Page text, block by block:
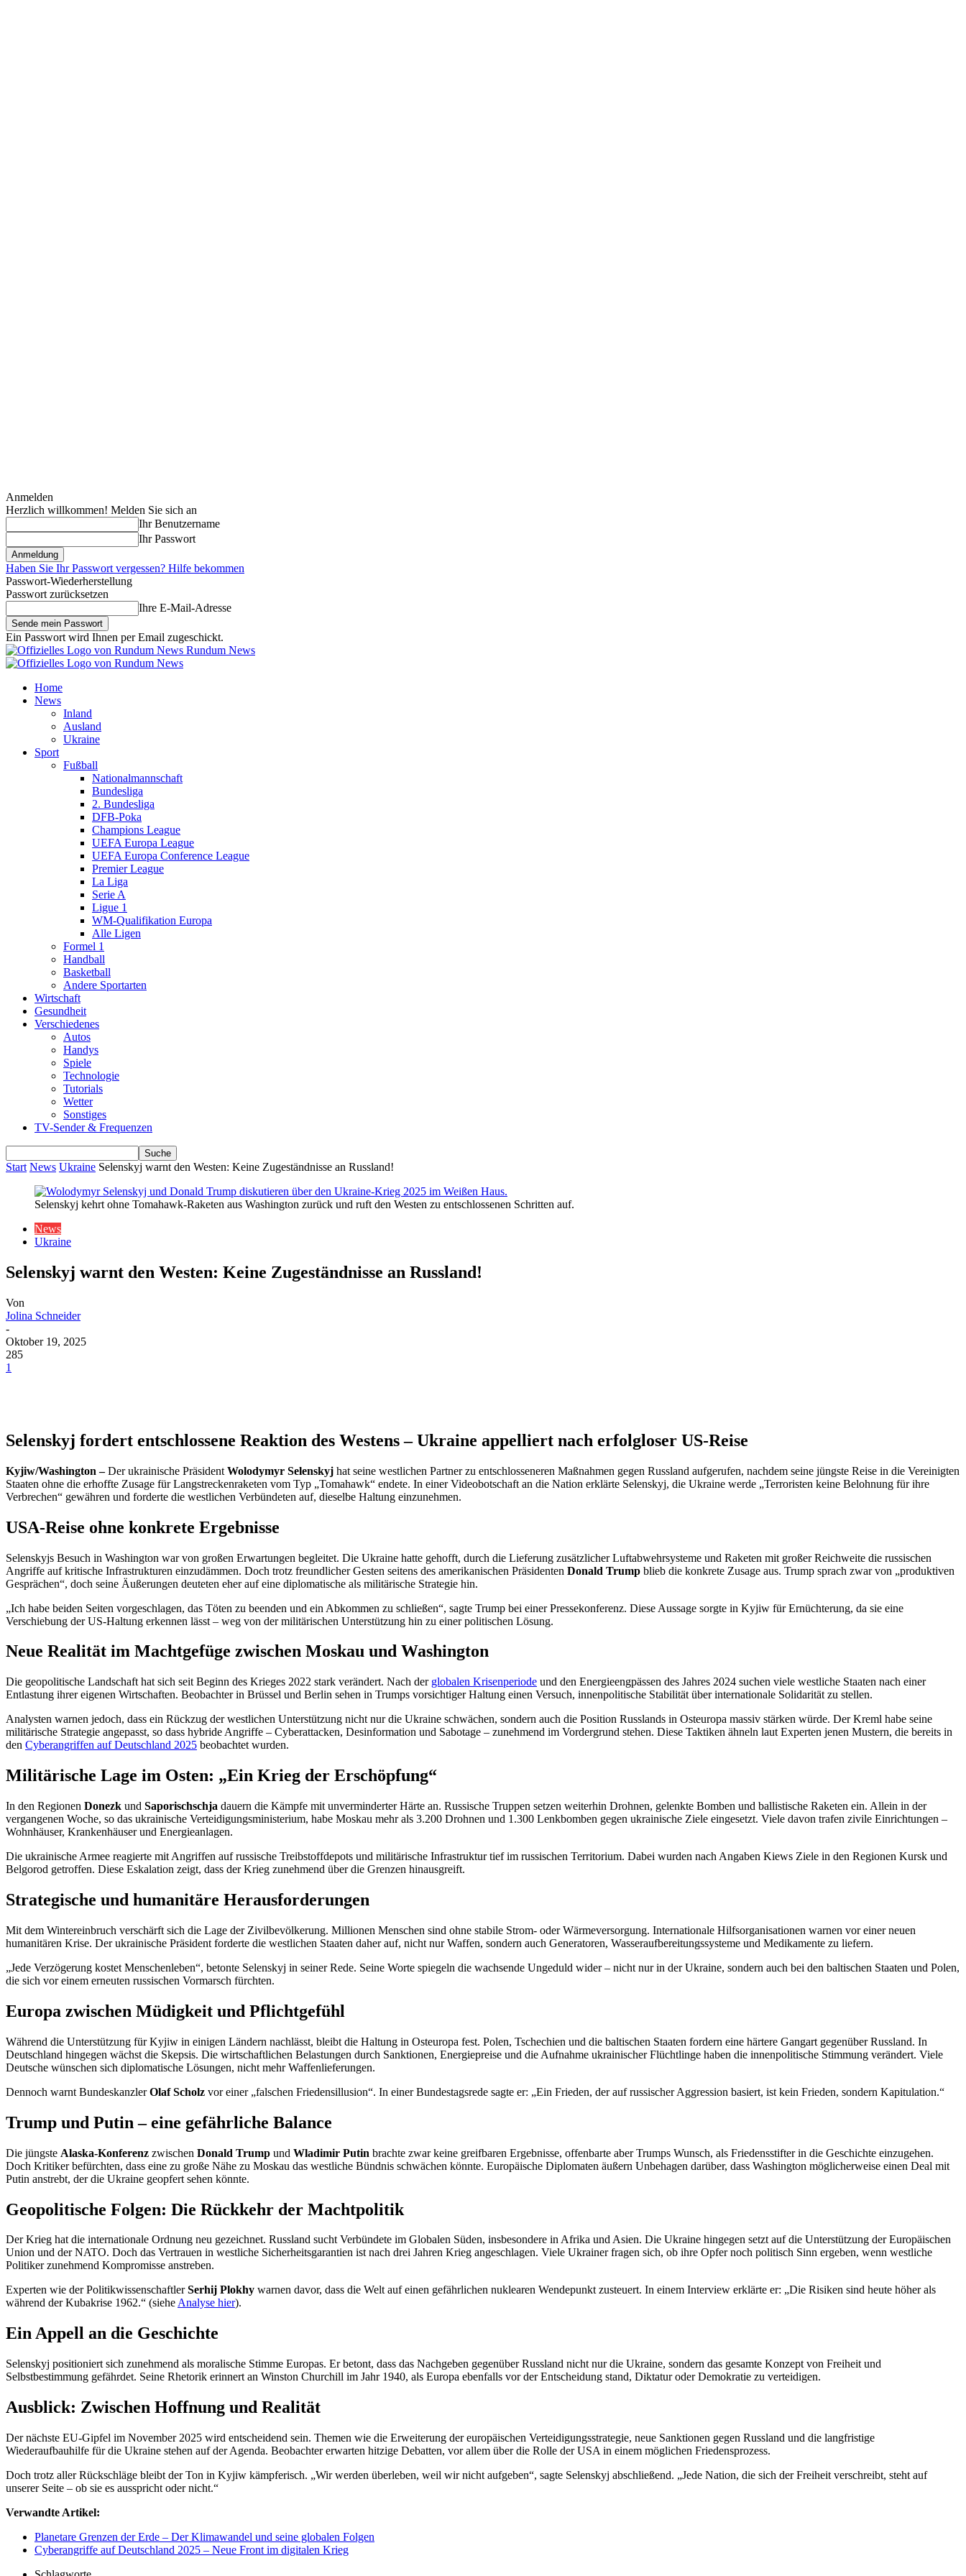
Anmelden
Herzlich willkommen! Melden Sie sich an
Ihr Benutzername
Ihr Passwort
Haben Sie Ihr Passwort vergessen? Hilfe bekommen
Passwort-Wiederherstellung
Passwort zurücksetzen
Ihre E-Mail-Adresse
Ein Passwort wird Ihnen per Email zugeschickt.
Rundum News
Home
News
Inland
Ausland
Ukraine
Sport
Fußball
Nationalmannschaft
Bundesliga
2. Bundesliga
DFB-Poka
Champions League
UEFA Europa League
UEFA Europa Conference League
Premier League
La Liga
Serie A
Ligue 1
WM-Qualifikation Europa
Alle Ligen
Formel 1
Handball
Basketball
Andere Sportarten
Wirtschaft
Gesundheit
Verschiedenes
Autos
Handys
Spiele
Technologie
Tutorials
Wetter
Sonstiges
TV-Sender & Frequenzen
Start News Ukraine Selenskyj warnt den Westen: Keine Zugeständnisse an Russland!
Selenskyj kehrt ohne Tomahawk-Raketen aus Washington zurück und ruft den Westen zu entschlossenen Schritten auf.
News
Ukraine
Selenskyj warnt den Westen: Keine Zugeständnisse an Russland!
Von
Jolina Schneider
-
Oktober 19, 2025
285
1
Selenskyj fordert entschlossene Reaktion des Westens – Ukraine appelliert nach erfolgloser US-Reise
Kyjiw/Washington –Der ukrainische Präsident Wolodymyr Selenskyj hat seine westlichen Partner zu entschlosseneren Maßnahmen gegen Russland aufgerufen, nachdem seine jüngste Reise in die Vereinigten
Staaten ohne die erhoffte Zusage für Langstreckenraketen vom Typ „Tomahawk“ endete. In einer Videobotschaft an die Nation erklärte Selenskyj, die Ukraine werde „Terroristen keine Belohnung für ihre
Verbrechen“ gewähren und forderte die westlichen Verbündeten auf, dieselbe Haltung einzunehmen.
USA-Reise ohne konkrete Ergebnisse
Selenskyjs Besuch in Washington war von großen Erwartungen begleitet. Die Ukraine hatte gehofft, durch die Lieferung zusätzlicher Luftabwehrsysteme und Raketen mit großer Reichweite die russischen
Angriffe auf kritische Infrastrukturen einzudämmen. Doch trotz freundlicher Gesten seitens des amerikanischen Präsidenten Donald Trump blieb die konkrete Zusage aus. Trump sprach zwar von „produktiven
Gesprächen“, doch seine Äußerungen deuteten eher auf eine diplomatische als militärische Strategie hin.
„Ich habe beiden Seiten vorgeschlagen, das Töten zu beenden und ein Abkommen zu schließen“, sagte Trump bei einer Pressekonferenz. Diese Aussage sorgte in Kyjiw für Ernüchterung, da sie eine
Verschiebung der US-Haltung erkennen lässt – weg von der militärischen Unterstützung hin zu einer politischen Lösung.
Neue Realität im Machtgefüge zwischen Moskau und Washington
Die geopolitische Landschaft hat sich seit Beginn des Krieges 2022 stark verändert. Nach der globalen Krisenperiode und den Energieengpässen des Jahres 2024 suchen viele westliche Staaten nach einer
Entlastung ihrer eigenen Wirtschaften. Beobachter in Brüssel und Berlin sehen in Trumps vorsichtiger Haltung einen Versuch, innenpolitische Stabilität über internationale Solidarität zu stellen.
Analysten warnen jedoch, dass ein Rückzug der westlichen Unterstützung nicht nur die Ukraine schwächen, sondern auch die Position Russlands in Osteuropa massiv stärken würde. Der Kreml habe seine
militärische Strategie angepasst, so dass hybride Angriffe – Cyberattacken, Desinformation und Sabotage – zunehmend im Vordergrund stehen. Diese Taktiken ähneln laut Experten jenen Mustern, die bereits in
den Cyberangriffen auf Deutschland 2025 beobachtet wurden.
Militärische Lage im Osten: „Ein Krieg der Erschöpfung“
In den Regionen Donezk und Saporischschja dauern die Kämpfe mit unverminderter Härte an. Russische Truppen setzen weiterhin Drohnen, gelenkte Bomben und ballistische Raketen ein. Allein in der
vergangenen Woche, so das ukrainische Verteidigungsministerium, habe Moskau mehr als 3.200 Drohnen und 1.300 Lenkbomben gegen ukrainische Ziele eingesetzt. Viele davon trafen zivile Einrichtungen –
Wohnhäuser, Krankenhäuser und Energieanlagen.
Die ukrainische Armee reagierte mit Angriffen auf russische Treibstoffdepots und militärische Infrastruktur tief im russischen Territorium. Dabei wurden nach Angaben Kiews Ziele in den Regionen Kursk und
Belgorod getroffen. Diese Eskalation zeigt, dass der Krieg zunehmend über die Grenzen hinausgreift.
Strategische und humanitäre Herausforderungen
Mit dem Wintereinbruch verschärft sich die Lage der Zivilbevölkerung. Millionen Menschen sind ohne stabile Strom- oder Wärmeversorgung. Internationale Hilfsorganisationen warnen vor einer neuen
humanitären Krise. Der ukrainische Präsident forderte die westlichen Staaten daher auf, nicht nur Waffen, sondern auch Generatoren, Wasseraufbereitungssysteme und Medikamente zu liefern.
„Jede Verzögerung kostet Menschenleben“, betonte Selenskyj in seiner Rede. Seine Worte spiegeln die wachsende Ungeduld wider – nicht nur in der Ukraine, sondern auch bei den baltischen Staaten und Polen,
die sich vor einem erneuten russischen Vormarsch fürchten.
Europa zwischen Müdigkeit und Pflichtgefühl
Während die Unterstützung für Kyjiw in einigen Ländern nachlässt, bleibt die Haltung in Osteuropa fest. Polen, Tschechien und die baltischen Staaten fordern eine härtere Gangart gegenüber Russland. In
Deutschland hingegen wächst die Skepsis. Die wirtschaftlichen Belastungen durch Sanktionen, Energiepreise und die Aufnahme ukrainischer Flüchtlinge haben die innenpolitische Stimmung verändert. Viele
Deutsche wünschen sich diplomatische Lösungen, nicht mehr Waffenlieferungen.
Dennoch warnt BundeskanzlerOlaf Scholz vor einer „falschen Friedensillusion“. In einer Bundestagsrede sagte er: „Ein Frieden, der auf russischer Aggression basiert, ist kein Frieden, sondern Kapitulation.“
Trump und Putin – eine gefährliche Balance
Die jüngste Alaska-Konferenz zwischen Donald Trump und Wladimir Putin brachte zwar keine greifbaren Ergebnisse, offenbarte aber Trumps Wunsch, als Friedensstifter in die Geschichte einzugehen.
Doch Kritiker befürchten, dass eine zu große Nähe zu Moskau das westliche Bündnis schwächen könnte. Europäische Diplomaten äußern Unbehagen darüber, dass Washington möglicherweise einen Deal mit
Putin anstrebt, der die Ukraine geopfert sehen könnte.
Geopolitische Folgen: Die Rückkehr der Machtpolitik
Der Krieg hat die internationale Ordnung neu gezeichnet. Russland sucht Verbündete im Globalen Süden, insbesondere in Afrika und Asien. Die Ukraine hingegen setzt auf die Unterstützung der Europäischen
Union und der NATO. Doch das Vertrauen in westliche Sicherheitsgarantien ist nach drei Jahren Krieg angeschlagen. Viele Ukrainer fragen sich, ob ihre Opfer noch politisch Sinn ergeben, wenn westliche
Politiker zunehmend Kompromisse anstreben.
Experten wie der PolitikwissenschaftlerSerhij Plokhy warnen davor, dass die Welt auf einen gefährlichen nuklearen Wendepunkt zusteuert. In einem Interview erklärte er: „Die Risiken sind heute höher als
während der Kubakrise 1962.“ (sieheAnalyse hier).
Ein Appell an die Geschichte
Selenskyj positioniert sich zunehmend als moralische Stimme Europas. Er betont, dass das Nachgeben gegenüber Russland nicht nur die Ukraine, sondern das gesamte Konzept von Freiheit und
Selbstbestimmung gefährdet. Seine Rhetorik erinnert an Winston Churchill im Jahr 1940, als Europa ebenfalls vor der Entscheidung stand, Diktatur oder Demokratie zu verteidigen.
Ausblick: Zwischen Hoffnung und Realität
Der nächste EU-Gipfel im November 2025 wird entscheidend sein. Themen wie die Erweiterung der europäischen Verteidigungsstrategie, neue Sanktionen gegen Russland und die langfristige
Wiederaufbauhilfe für die Ukraine stehen auf der Agenda. Beobachter erwarten hitzige Debatten, vor allem über die Rolle der USA in einem möglichen Friedensprozess.
Doch trotz aller Rückschläge bleibt der Ton in Kyjiw kämpferisch. „Wir werden überleben, weil wir nicht aufgeben“, sagte Selenskyj abschließend. „Jede Nation, die sich der Freiheit verschreibt, steht auf
unserer Seite – ob sie es ausspricht oder nicht.“
Verwandte Artikel:
Planetare Grenzen der Erde – Der Klimawandel und seine globalen Folgen
Cyberangriffe auf Deutschland 2025 – Neue Front im digitalen Krieg